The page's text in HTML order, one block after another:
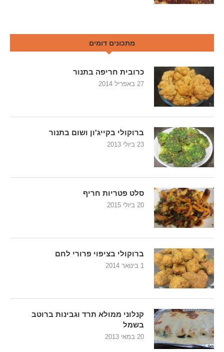
מתכונים דומים
כרובית חריפה בתנור
27 באפריל 2014
ברוקולי בקייג'ון ושום בתנור
23 ביולי 2013
סלט פטריות חריף
20 ביולי 2015
ברוקולי בציפוי פרורי לחם
1 בינואר 2014
קנלוני ממולא תרד וגבינות ברוטב
בשמל
20 במאי 2013